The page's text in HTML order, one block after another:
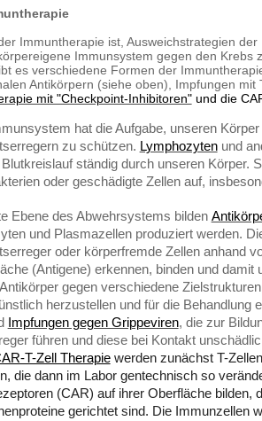
Immuntherapie ist, Ausweichstrategien
Immunsystem gegen den Krebs
es verschiedene Formen der
Antikörpern (siehe oben), Impfungen mit
mit "Checkpoint-Inhibitoren" und die
hat die Aufgabe, unseren
zu schützen. Lymphozyten und
ständig durch unseren Körper.
oder geschädigte Zellen auf,
Ebene des Abwehrsystems bilden
und Plasmazellen produziert werden.
oder körperfremde Zellen anhand
(Antigene) erkennen, binden und
gegen verschiedene
herzustellen und für die Behandlung
Impfungen gegen Grippeviren, die zur
führen und diese bei Kontakt
T-Zell Therapie werden zunächst T-
die dann im Labor gentechnisch so
(CAR) auf ihrer Oberfläche bilden,
gerichtet sind. Die Immunzellen